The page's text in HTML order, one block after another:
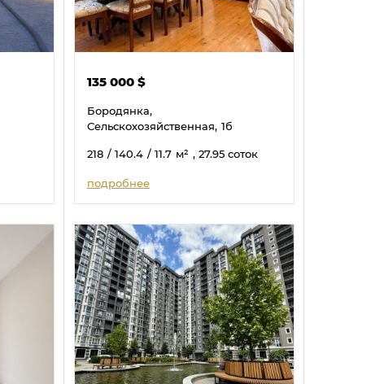
135 000 $
Бородянка,
Сельскохозяйственная, 1б
218 / 140.4 / 11.7 м² , 27.95 соток
подробнее